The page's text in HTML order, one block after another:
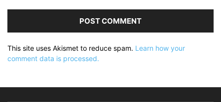
This site uses Akismet to reduce spam. Learn how your
comment data is processed.